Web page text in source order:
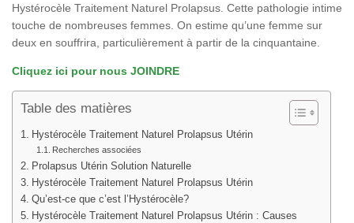
Hystérocèle Traitement Naturel Prolapsus. Cette pathologie intime
touche de nombreuses femmes. On estime qu’une femme sur
deux en souffrira, particulièrement à partir de la cinquantaine.
Cliquez ici pour nous JOINDRE
Table des matières
Hystérocèle Traitement Naturel Prolapsus Utérin
Recherches associées
Prolapsus Utérin Solution Naturelle
Hystérocèle Traitement Naturel Prolapsus Utérin
Qu’est-ce que c’est l’Hystérocèle?
Hystérocèle Traitement Naturel Prolapsus Utérin : Causes